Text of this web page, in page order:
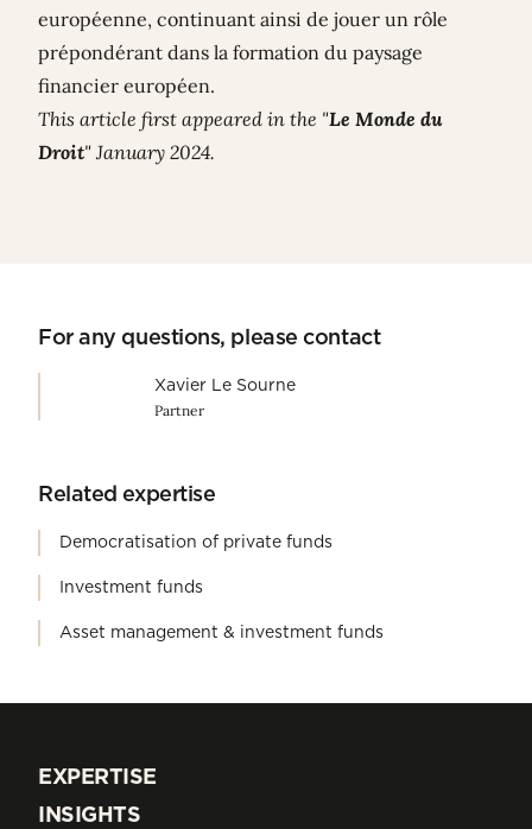
européenne, continuant ainsi de jouer un rôle
prépondérant dans la formation du paysage
financier européen.
This article first appeared in the "Le Monde du
Droit" January 2024.
For any questions, please contact
Xavier Le Sourne
Partner
Related expertise
Democratisation of private funds
Investment funds
Asset management & investment funds
EXPERTISE
EXPERTISE
INSIGHTS